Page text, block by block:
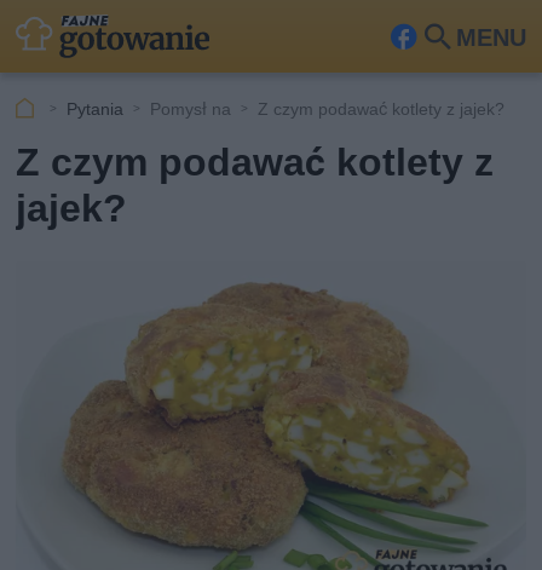
MENU
Fa
ook
Szu
Pytania Pomysł na Z czym podawać kotlety z jajek?
Z czym podawać kotlety z
jajek?